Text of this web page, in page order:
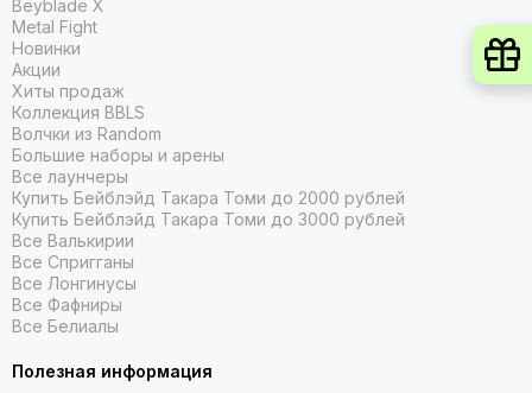
Beyblade X
Metal Fight
Новинки
Акции
Хиты продаж
Коллекция BBLS
Волчки из Random
Большие наборы и арены
Все лаунчеры
Купить Бейблэйд Такара Томи до 2000 рублей
Купить Бейблэйд Такара Томи до 3000 рублей
Все Валькирии
Все Спригганы
Все Лонгинусы
Все Фафниры
Все Белиалы
Полезная информация